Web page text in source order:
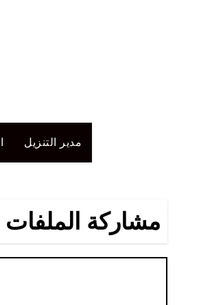
مدير التنزيل
مشاركة الملفات